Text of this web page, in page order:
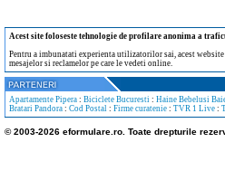
Acest site foloseste tehnologie de profilare anonima a
Pentru a imbunatati experienta utilizatorilor sai, acest
mesajelor si reclamelor pe care le vedeti online.
Apartamente Pipera : Biciclete Bucuresti : Haine Bebelusi
Bratari Pandora : Cod Postal : Firme curatenie : TVR 1 Live :
© 2003-2026 eformulare.ro. Toate drepturile